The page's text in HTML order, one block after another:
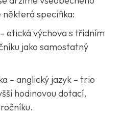
specifika:
etická výchova s třídním
jako samostatný
– anglický jazyk – trio
hodinovou dotací,